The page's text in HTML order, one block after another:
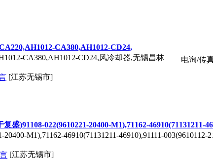
CA380,AH1012-CD24,
CA380,AH1012-CD24,风冷却器,无锡昌林
[江苏无锡市]
电询/传
盛)91108-022(9610221-20400-M1),71162-46910(71131211-
20400-M1),71162-46910(71131211-46910),91111-
[江苏无锡市]